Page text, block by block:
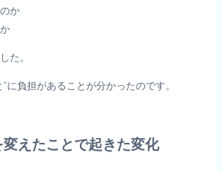
か
た。
に負担があることが分かったのです。
えたことで起きた変化